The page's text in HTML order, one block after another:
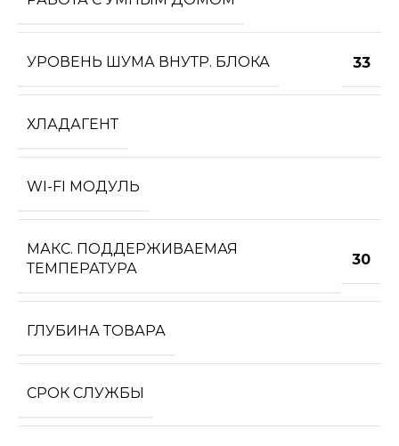
УРОВЕНЬ ШУМА ВНУТР. БЛОКА 33
ХЛАДАГЕНТ
WI-FI МОДУЛЬ
МАКС. ПОДДЕРЖИВАЕМАЯ
ТЕМПЕРАТУРА
30
ГЛУБИНА ТОВАРА
СРОК СЛУЖБЫ